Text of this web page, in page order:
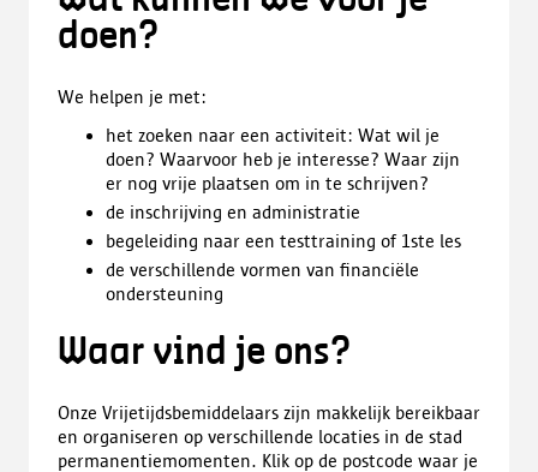
doen?
We helpen je met:
het zoeken naar een activiteit: Wat wil je
doen? Waarvoor heb je interesse? Waar zijn
er nog vrije plaatsen om in te schrijven?
de inschrijving en administratie
begeleiding naar een testtraining of 1ste les
de verschillende vormen van financiële
ondersteuning
Waar vind je ons?
Onze Vrijetijdsbemiddelaars zijn makkelijk bereikbaar
en organiseren op verschillende locaties in de stad
permanentiemomenten. Klik op de postcode waar je